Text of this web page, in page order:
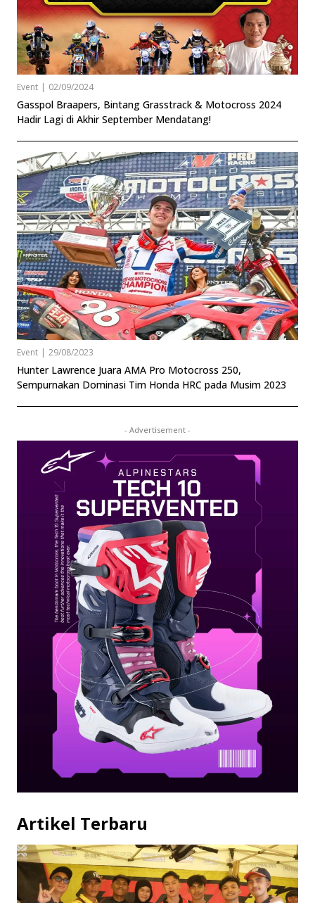
Event | 02/09/2024
Gasspol Braapers, Bintang Grasstrack & Motocross 2024
Hadir Lagi di Akhir September Mendatang!
Event | 29/08/2023
Hunter Lawrence Juara AMA Pro Motocross 250,
Sempurnakan Dominasi Tim Honda HRC pada Musim 2023
- Advertisement -
Artikel Terbaru